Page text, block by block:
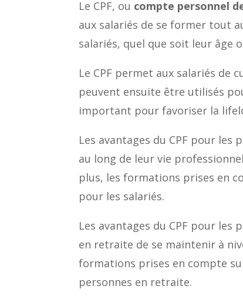
Le CPF, ou compte personnel
aux salariés de se former tout
salariés, quel que soit leur âge
Le CPF permet aux salariés
peuvent ensuite être utilisés
important pour favoriser la
Les avantages du CPF pour
au long de leur vie
plus, les formations prises en
pour les salariés.
Les avantages du CPF pour
en retraite de se maintenir à
formations prises en compte
personnes en retraite.